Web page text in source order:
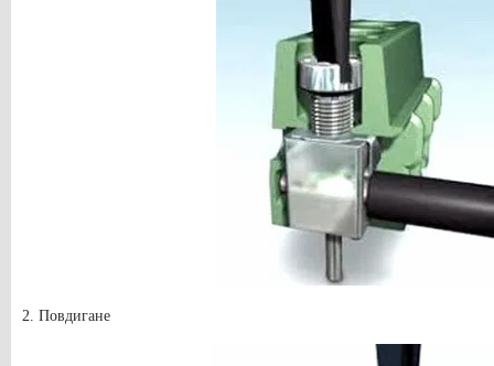
2. Повдигане